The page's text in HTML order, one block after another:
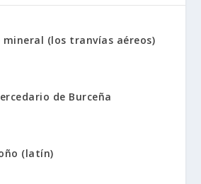
(los tranvías aéreos)
de Burceña
(latí­n)